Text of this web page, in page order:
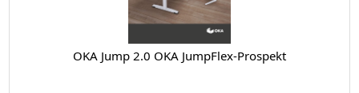
OKA Jump 2.0 OKA JumpFlex-Prospekt